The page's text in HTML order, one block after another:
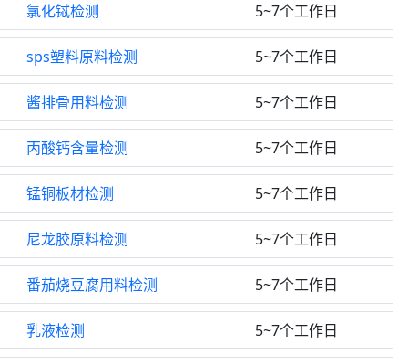
氯化铽检测 5~7个工作日
sps塑料原料检测 5~7个工作日
酱排骨用料检测 5~7个工作日
丙酸钙含量检测 5~7个工作日
锰铜板材检测 5~7个工作日
尼龙胶原料检测 5~7个工作日
番茄烧豆腐用料检测 5~7个工作日
乳液检测 5~7个工作日